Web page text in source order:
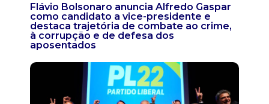
Flávio Bolsonaro anuncia Alfredo Gaspar
como candidato a vice-presidente e
destaca trajetória de combate ao crime,
à corrupção e de defesa dos
aposentados